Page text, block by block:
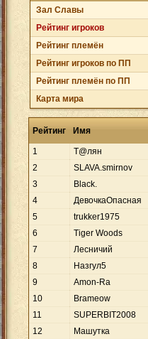
Зал Cлавы
Рейтинг игроков
Рейтинг племён
Рейтинг игроков по ПП
Рейтинг племён по ПП
Карта мира
Рейтинг Имя
1 Т@лян
2
SLAVA.smirnov
3
Black.
4
ДевочкаОпасная
5
trukker1975
6
Tiger Woods
7
Лесничий
8
Назгул5
9
Amon-Ra
10
Brameow
11
SUPERBIT2008
12
Машутка